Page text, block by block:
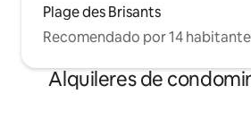
Plage des Brisants
Recomendado por 14
Alquileres de